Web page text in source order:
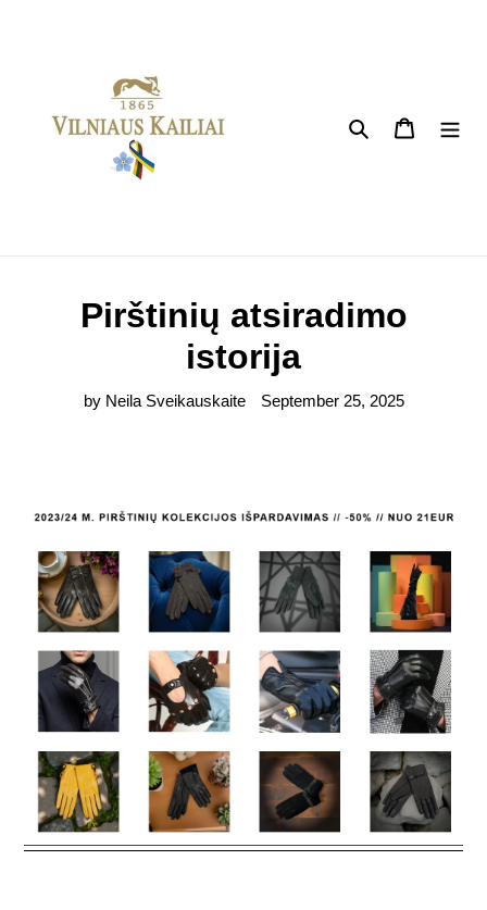
Search Cart
Pirštinių atsiradimo
istorija
by Neila Sveikauskaite September 25, 2025